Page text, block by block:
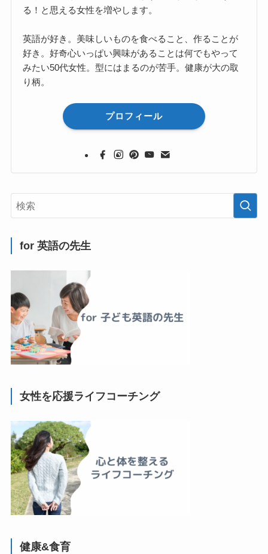
る！と思える女性を増やします。
英語が好き。美味しいものを食べること、作ることが
好き。好奇心いっぱい興味があることは何でもやって
みたい50代女性。型にはまるのが苦手。健康が大の取
り柄。
プロフィール
for 英語の先生
女性を応援ライフコーチング
健康&食育